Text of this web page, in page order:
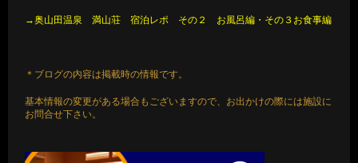
→奥山田温泉 満山荘 宿泊レポ その２ お風呂編 ・ その３お食事編
＊ブログの内容は掲載時の情報です。
基本情報の変更がある場合もございますので、お出かけの際には施設に
お問合せ下さい。